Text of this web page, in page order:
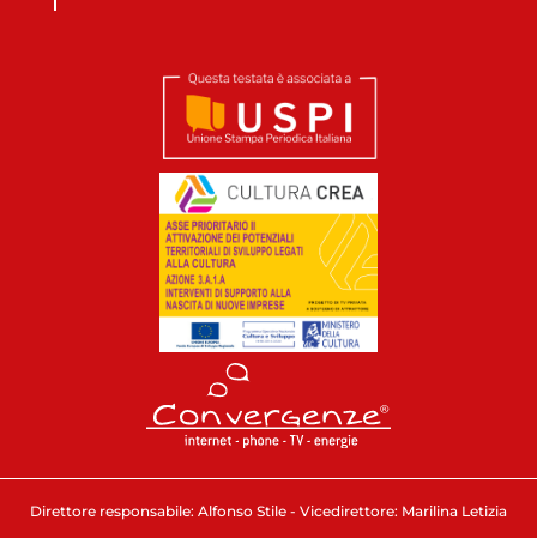
Direttore responsabile: Alfonso Stile - Vicedirettore: Marilina Letizia